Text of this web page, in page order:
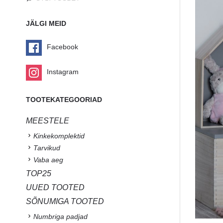
JÄLGI MEID
Facebook
Instagram
TOOTEKATEGOORIAD
MEESTELE
Kinkekomplektid
Tarvikud
Vaba aeg
TOP25
UUED TOOTED
SÕNUMIGA TOOTED
Numbriga padjad